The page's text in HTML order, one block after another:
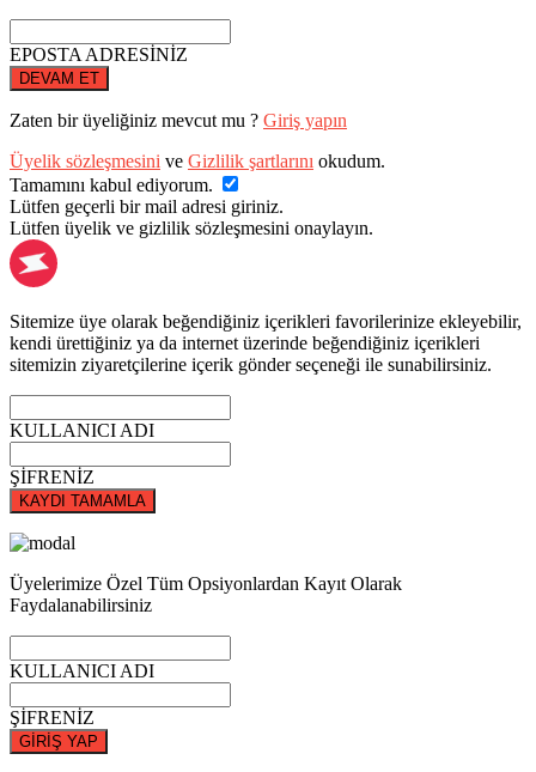
EPOSTA ADRESİNİZ
DEVAM ET
Zaten bir üyeliğiniz mevcut mu ? Giriş yapın
Üyelik sözleşmesini ve Gizlilik şartlarını okudum.
Tamamını kabul ediyorum.
Lütfen geçerli bir mail adresi giriniz.
Lütfen üyelik ve gizlilik sözleşmesini onaylayın.
Sitemize üye olarak beğendiğiniz içerikleri favorilerinize ekleyebilir,
kendi ürettiğiniz ya da internet üzerinde beğendiğiniz içerikleri
sitemizin ziyaretçilerine içerik gönder seçeneği ile sunabilirsiniz.
KULLANICI ADI
ŞİFRENİZ
KAYDI TAMAMLA
Üyelerimize Özel Tüm Opsiyonlardan Kayıt Olarak
Faydalanabilirsiniz
KULLANICI ADI
ŞİFRENİZ
GİRİŞ YAP